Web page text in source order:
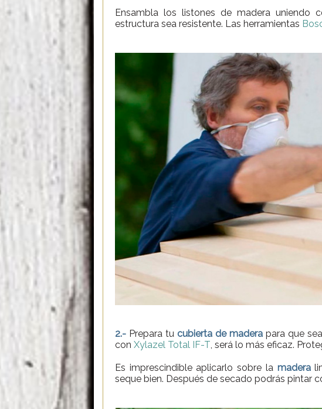
Ensambla los listones de madera
estructura sea resistente. Las herramientas
2.- Prepara tu cubierta de madera para que
con Xylazel Total IF-T, será lo más eficaz.
Es imprescindible aplicarlo sobre la madera
seque bien. Después de secado podrás pintar